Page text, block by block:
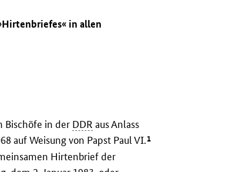
in allen
Bischöfe in der DDR aus Anlass
auf Weisung von Papst Paul VI.1
Hirtenbrief der